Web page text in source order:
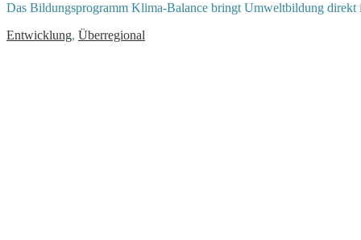
Das Bildungsprogramm Klima-Balance bringt Umweltbildung
Entwicklung, Überregional